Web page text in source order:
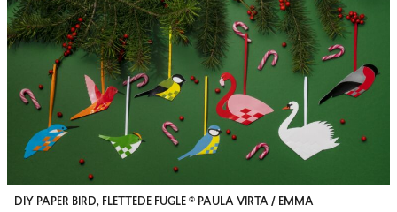
DIY PAPER BIRD, FLETTEDE FUGLE © PAULA VIRTA / EMMA